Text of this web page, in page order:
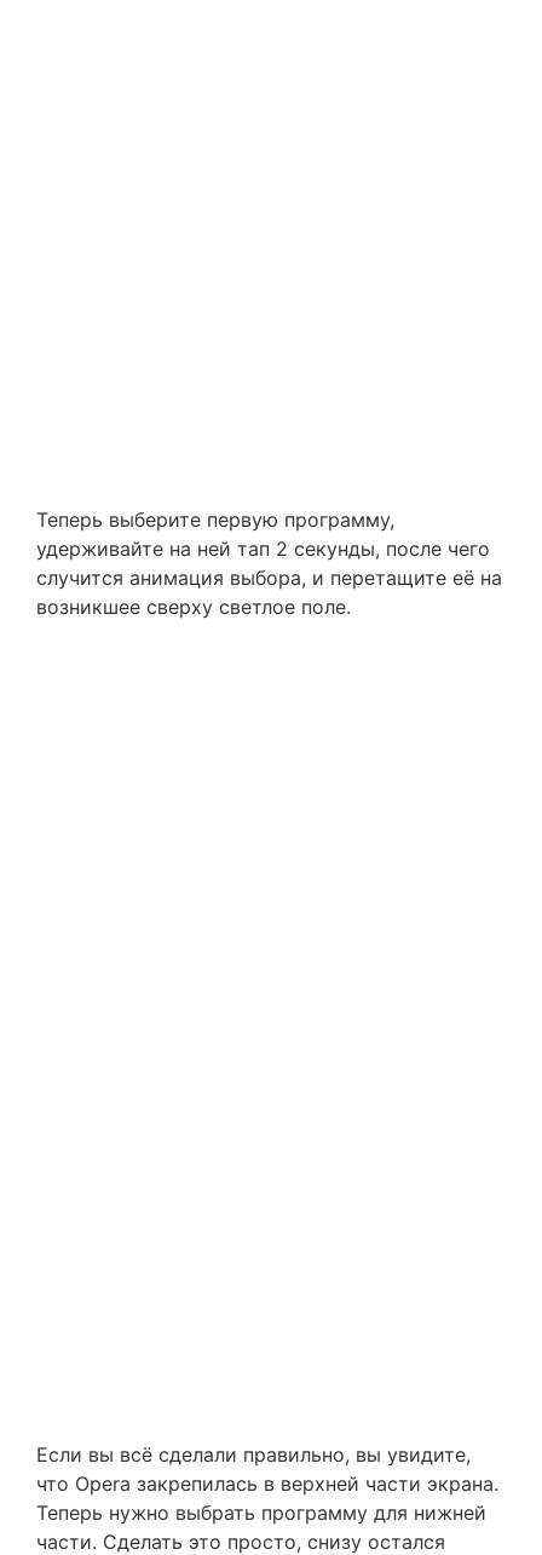
Теперь выберите первую программу,
удерживайте на ней тап 2 секунды, после чего
случится анимация выбора, и перетащите её на
возникшее сверху светлое поле.
Если вы всё сделали правильно, вы увидите,
что Opera закрепилась в верхней части экрана.
Теперь нужно выбрать программу для нижней
части. Сделать это просто, снизу остался